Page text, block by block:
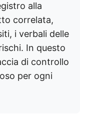
alla
correlata,
i verbali delle
In questo
di controllo
per ogni